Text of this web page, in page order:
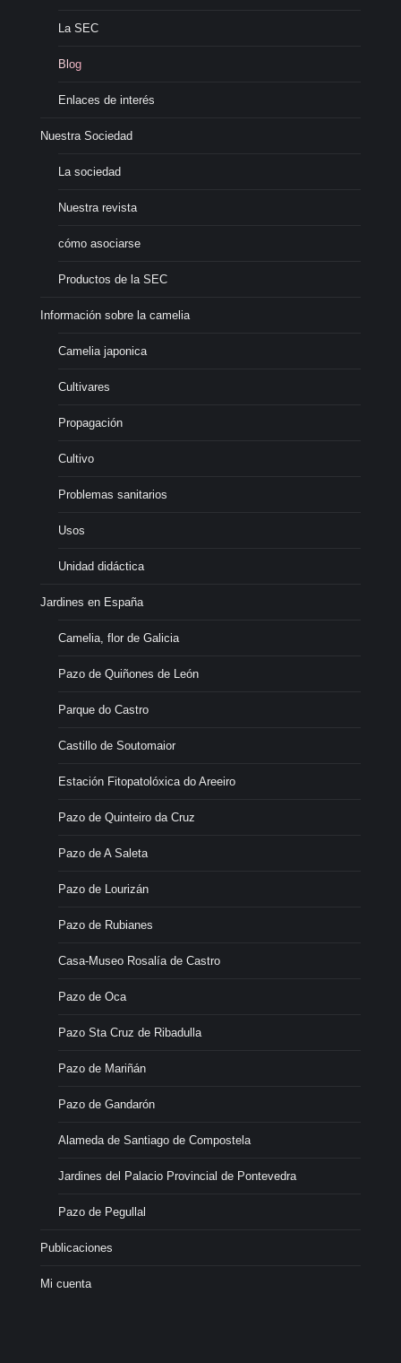
La SEC
Blog
Enlaces de interés
Nuestra Sociedad
La sociedad
Nuestra revista
cómo asociarse
Productos de la SEC
Información sobre la camelia
Camelia japonica
Cultivares
Propagación
Cultivo
Problemas sanitarios
Usos
Unidad didáctica
Jardines en España
Camelia, flor de Galicia
Pazo de Quiñones de León
Parque do Castro
Castillo de Soutomaior
Estación Fitopatolóxica do Areeiro
Pazo de Quinteiro da Cruz
Pazo de A Saleta
Pazo de Lourizán
Pazo de Rubianes
Casa-Museo Rosalía de Castro
Pazo de Oca
Pazo Sta Cruz de Ribadulla
Pazo de Mariñán
Pazo de Gandarón
Alameda de Santiago de Compostela
Jardines del Palacio Provincial de Pontevedra
Pazo de Pegullal
Publicaciones
Mi cuenta